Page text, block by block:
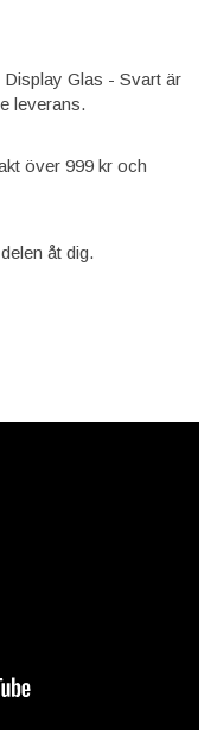
Glas - Svart är
leverans.
över 999 kr och
åt dig.